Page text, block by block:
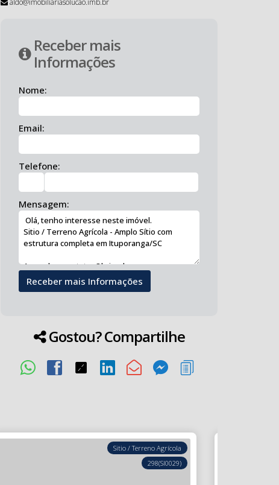
aldo@imobiliariasolucao.imb.br
Receber mais
Informações
Nome:
Email:
Telefone:
Mensagem:
Gostou? Compartilhe
298(SI0029)
Sitio / Terreno Agrícola